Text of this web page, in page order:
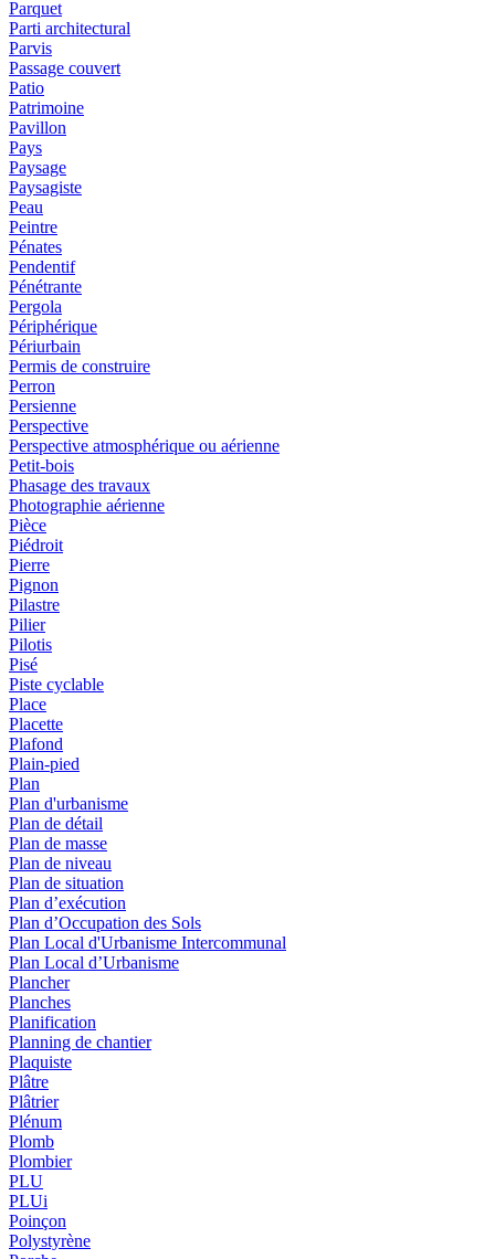
Parquet
Parti architectural
Parvis
Passage couvert
Patio
Patrimoine
Pavillon
Pays
Paysage
Paysagiste
Peau
Peintre
Pénates
Pendentif
Pénétrante
Pergola
Périphérique
Périurbain
Permis de construire
Perron
Persienne
Perspective
Perspective atmosphérique ou aérienne
Petit-bois
Phasage des travaux
Photographie aérienne
Pièce
Piédroit
Pierre
Pignon
Pilastre
Pilier
Pilotis
Pisé
Piste cyclable
Place
Placette
Plafond
Plain-pied
Plan
Plan d'urbanisme
Plan de détail
Plan de masse
Plan de niveau
Plan de situation
Plan d’exécution
Plan d’Occupation des Sols
Plan Local d'Urbanisme Intercommunal
Plan Local d’Urbanisme
Plancher
Planches
Planification
Planning de chantier
Plaquiste
Plâtre
Plâtrier
Plénum
Plomb
Plombier
PLU
PLUi
Poinçon
Polystyrène